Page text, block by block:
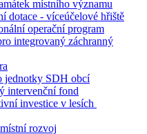
místního významu
dotace - víceúčelové hřiště
operační program
integrovaný záchranný
jednotky SDH obcí
intervenční fond
investice v lesích
rozvoj